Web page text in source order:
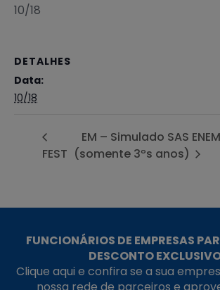
10/18
DETALHES
Data:
10/18
FEST
EM – Simulado SAS
(somente 3ºs anos)
FUNCIONÁRIOS DE EMPRESAS
DESCONTO
Clique aqui e confira se a sua